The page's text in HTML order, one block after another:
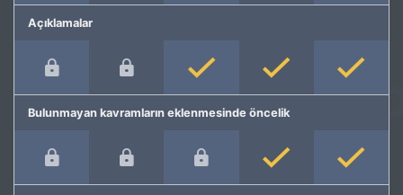
Açıklamalar
Bulunmayan kavramların eklenmesinde öncelik